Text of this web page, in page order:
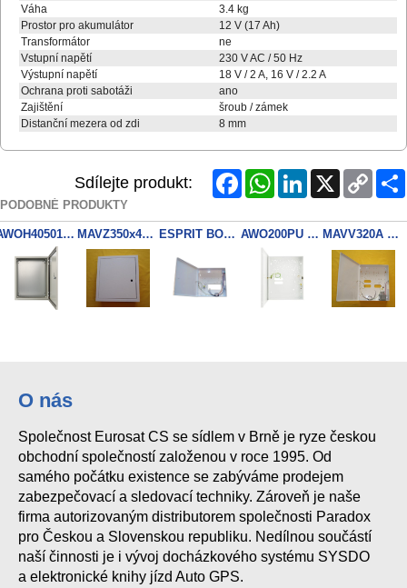
Váha
3.4 kg
Prostor pro akumulátor
12 V (17 Ah)
Transformátor
ne
Vstupní napětí
230 V AC / 50 Hz
Výstupní napětí
18 V / 2 A, 16 V / 2.2 A
Ochrana proti sabotáži
ano
Zajištění
šroub / zámek
Distanční mezera od zdi
8 mm
Sdílejte produkt: FacebookWhatsAppLinkedInX
Copy
Link
PODOBNÉ PRODUKTY
AWOH405015 IP66 box 400x500x150mm MAVZ350x400x100 BOX zapustny ESPRIT BOX D 390x290x85mm tamp AWO200PU Box 320x395x90mm MAVV320A TRN 18V/45VA
O nás
Společnost Eurosat CS se sídlem v Brně je ryze českou
obchodní společností založenou v roce 1995. Od
samého počátku existence se zabýváme prodejem
zabezpečovací a sledovací techniky. Zároveň je naše
firma autorizovaným distributorem společnosti Paradox
pro Českou a Slovenskou republiku. Nedílnou součástí
naší činnosti je i vývoj docházkového systému SYSDO
a elektronické knihy jízd Auto GPS.